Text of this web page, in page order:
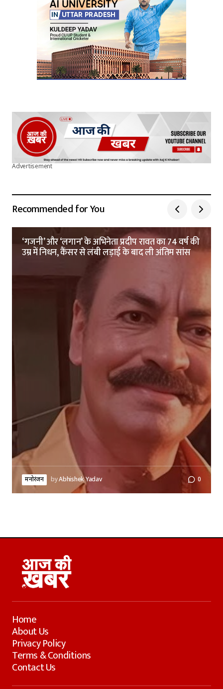
Advertisement
Recommended for You
‘गजनी’ और ‘लगान’ के अभिनेता प्रदीप रावत का 74 वर्ष की
उम्र में निधन, कैंसर से लंबी लड़ाई के बाद ली अंतिम सांस
मनोरंजन byAbhishek Yadav 0
Home
About Us
Privacy Policy
Terms & Conditions
Contact Us